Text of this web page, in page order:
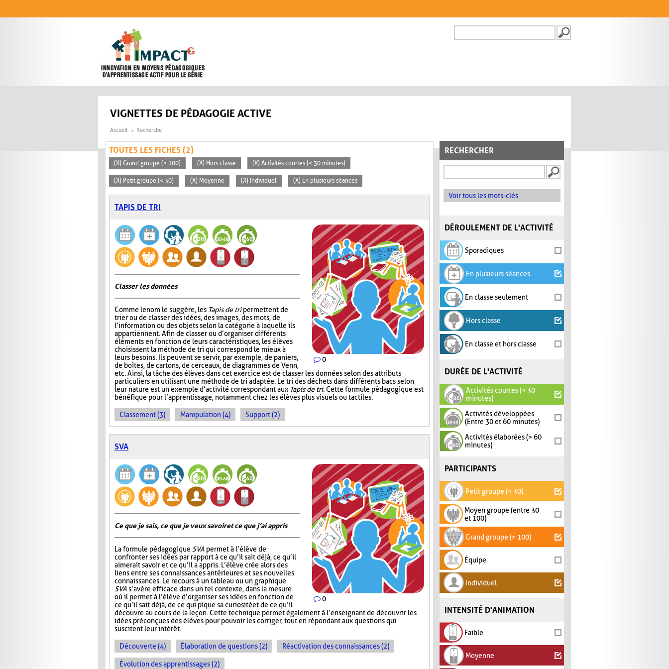
FORMULAIRE DE
VIGNETTES DE PÉDAGOGIE ACTIVE
Accueil Recherche
RECHERCHER
Voir tous les mots-clés
DÉROULEMENT DE L'ACTIVITÉ
Sporadiques
En plusieurs séances
En classe seulement
Hors classe
En classe et hors classe
DURÉE DE L'ACTIVITÉ
Activités courtes (< 30
minutes)
Activités développées
(Entre 30 et 60 minutes)
Activités élaborées (> 60
minutes)
PARTICIPANTS
Petit groupe (< 30)
Moyen groupe (entre 30
et 100)
Grand groupe (> 100)
Équipe
Individuel
INTENSITÉ D'ANIMATION
Faible
Moyenne
TOUTES LES FICHES (2)
(X) Grand groupe (> 100) (X) Hors classe (X) Activités courtes (< 30 minutes)
(X) Petit groupe (< 30) (X) Moyenne (X) Individuel (X) En plusieurs séances
TAPIS DE TRI
0
Classer les données
Comme le nom le suggère, les Tapis de tripermettent de
trier ou de classer des idées, des images, des mots, de
l’information ou des objets selon la catégorie à laquelle ils
appartiennent. Afin de classer ou d’organiser différents
éléments en fonction de leurs caractéristiques, les élèves
choisissent la méthode de tri qui correspond le mieux à
leurs besoins. Ils peuvent se servir, par exemple, de paniers,
de boîtes, de cartons, de cerceaux, de diagrammes de Venn,
etc. Ainsi, la tâche des élèves dans cet exercice est de classer les données selon des attributs
particuliers en utilisant une méthode de tri adaptée. Le tri des déchets dans différents bacs selon
leur nature est un exemple d’activité correspondant aux Tapis de tri. Cette formule pédagogique est
bénéfique pour l’apprentissage, notamment chez les élèves plus visuels ou tactiles.
Classement (3) Manipulation (4) Support (2)
SVA
0
Ce que je sais, ce que je veux savoir et ce que j’ai appris
La formule pédagogique SVA permet à l’élève de
confronter ses idées par rapport à ce qu’il sait déjà, ce qu’il
aimerait savoir et ce qu’il a appris. L’élève crée alors des
liens entre ses connaissances antérieures et ses nouvelles
connaissances. Le recours à un tableau ou un graphique
SVAs’avère efficace dans un tel contexte, dans la mesure
où il permet à l’élève d’organiser ses idées en fonction de
ce qu’il sait déjà, de ce qui pique sa curiosité et de ce qu’il
découvre au cours de la leçon. Cette technique permet également à l’enseignant de découvrir les
idées préconçues des élèves pour pouvoir les corriger, tout en répondant aux questions qui
suscitent leur intérêt.
Découverte (4) Élaboration de questions (2) Réactivation des connaissances (2)
Évolution des apprentissages (2)